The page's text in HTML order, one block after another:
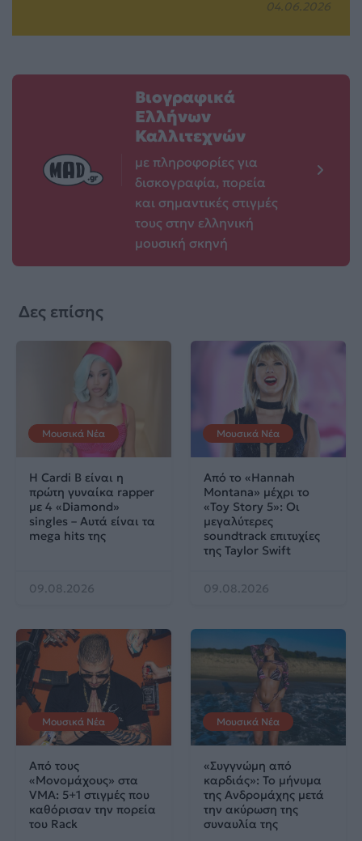
04.06.2026
Βιογραφικά
Ελλήνων
Καλλιτεχνών
με πληροφορίες για
δισκογραφία, πορεία
και σημαντικές στιγμές
τους στην ελληνική
μουσική σκηνή
Δες επίσης
Μουσικά Νέα
Η Cardi B είναι η
πρώτη γυναίκα rapper
με 4 «Diamond»
singles – Αυτά είναι τα
mega hits της
09.08.2026
Μουσικά Νέα
Από το «Hannah
Montana» μέχρι το
«Toy Story 5»: Οι
μεγαλύτερες
soundtrack επιτυχίες
της Taylor Swift
09.08.2026
Μουσικά Νέα
Από τους
«Μονομάχους» στα
VMA: 5+1 στιγμές που
καθόρισαν την πορεία
του Rack
Μουσικά Νέα
«Συγγνώμη από
καρδιάς»: Το μήνυμα
της Ανδρομάχης μετά
την ακύρωση της
συναυλία της